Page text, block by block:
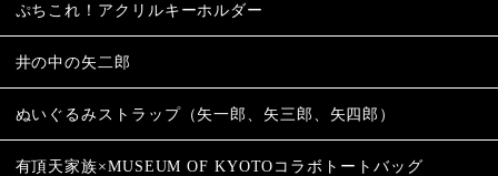
ぷちこれ！アクリルキーホルダー
井の中の矢二郎
ぬいぐるみストラップ（矢一郎、矢三郎、矢四郎）
有頂天家族×MUSEUM OF KYOTOコラボトートバッグ